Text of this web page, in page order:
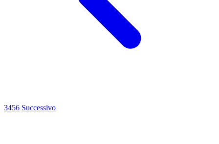
3456 Successivo